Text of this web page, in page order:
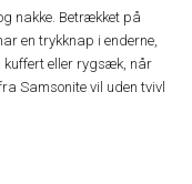
nakke. Betrækket på
en trykknap i enderne,
kuffert eller rygsæk, når
Samsonite vil uden tvivl